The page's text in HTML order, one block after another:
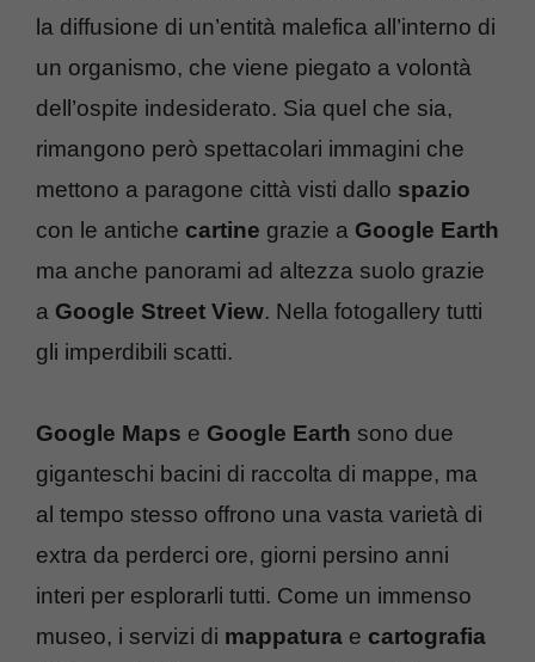
la diffusione di un’entità malefica all’interno di
un organismo, che viene piegato a volontà
dell’ospite indesiderato. Sia quel che sia,
rimangono però spettacolari immagini che
mettono a paragone città visti dallo spazio
con le antiche cartine grazie a Google Earth
ma anche panorami ad altezza suolo grazie
a Google Street View. Nella fotogallery tutti
gli imperdibili scatti.
Google Maps e Google Earth sono due
giganteschi bacini di raccolta di mappe, ma
al tempo stesso offrono una vasta varietà di
extra da perderci ore, giorni persino anni
interi per esplorarli tutti. Come un immenso
museo, i servizi di mappatura e cartografia